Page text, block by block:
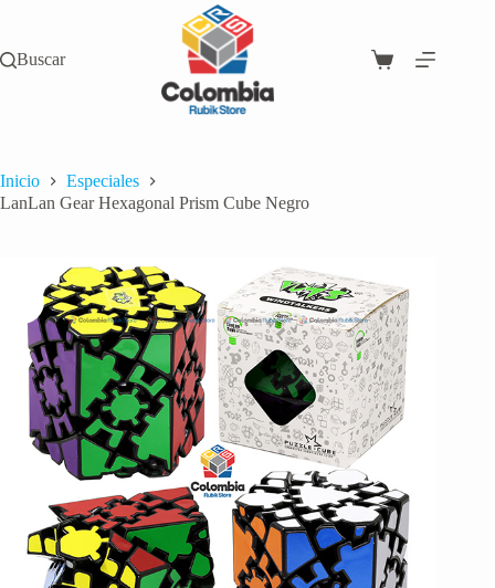
contenido
Buscar
Carro
Inicio
Especiales
LanLan Gear Hexagonal Prism Cube Negro